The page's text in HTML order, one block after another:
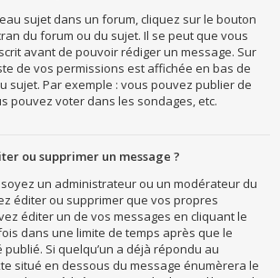
sujet dans un forum, cliquez sur le bouton
du forum ou du sujet. Il se peut que vous
avant de pouvoir rédiger un message. Sur
de vos permissions est affichée en bas de
sujet. Par exemple : vous pouvez publier de
pouvez voter dans les sondages, etc.
ou supprimer un message ?
un administrateur ou un modérateur du
éditer ou supprimer que vos propres
éditer un de vos messages en cliquant le
dans une limite de temps après que le
Si quelqu’un a déjà répondu au
situé en dessous du message énumèrera le